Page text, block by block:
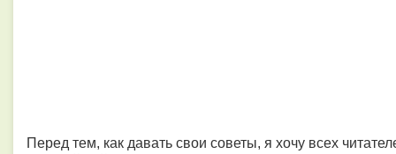
Перед тем, как давать свои советы, я хочу всех